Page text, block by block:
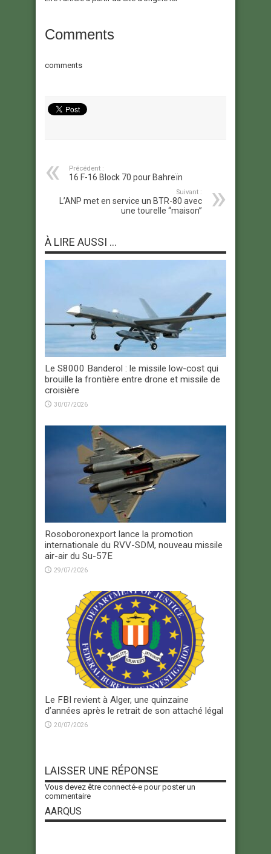
Comments
comments
Précédent :
16 F-16 Block 70 pour Bahreïn
Suivant :
L’ANP met en service un BTR-80 avec
une tourelle “maison”
À LIRE AUSSI ...
Le S8000 Banderol : le missile low-cost qui
brouille la frontière entre drone et missile de
croisière
30/07/2026
Rosoboronexport lance la promotion
internationale du RVV-SDM, nouveau missile
air-air du Su-57E
29/07/2026
Le FBI revient à Alger, une quinzaine
d’années après le retrait de son attaché légal
20/07/2026
LAISSER UNE RÉPONSE
Vous devez être connecté-e pour poster un
commentaire
AARQUS